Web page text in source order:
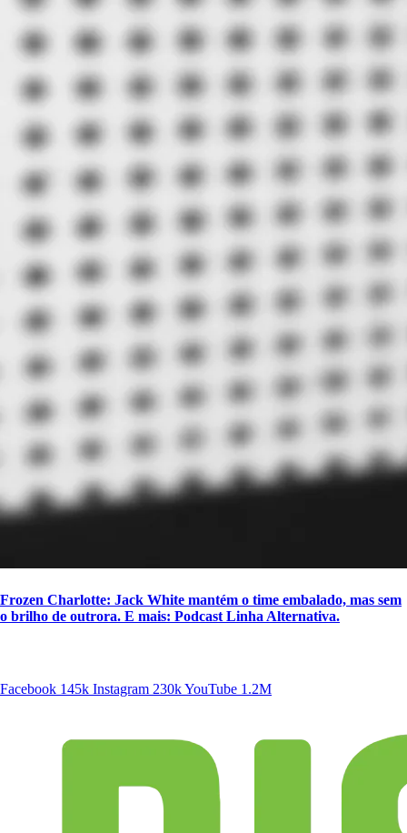
Frozen Charlotte: Jack White mantém o time embalado, mas sem
o brilho de outrora. E mais: Podcast Linha Alternativa.
Facebook 145k Instagram 230kYouTube 1.2M